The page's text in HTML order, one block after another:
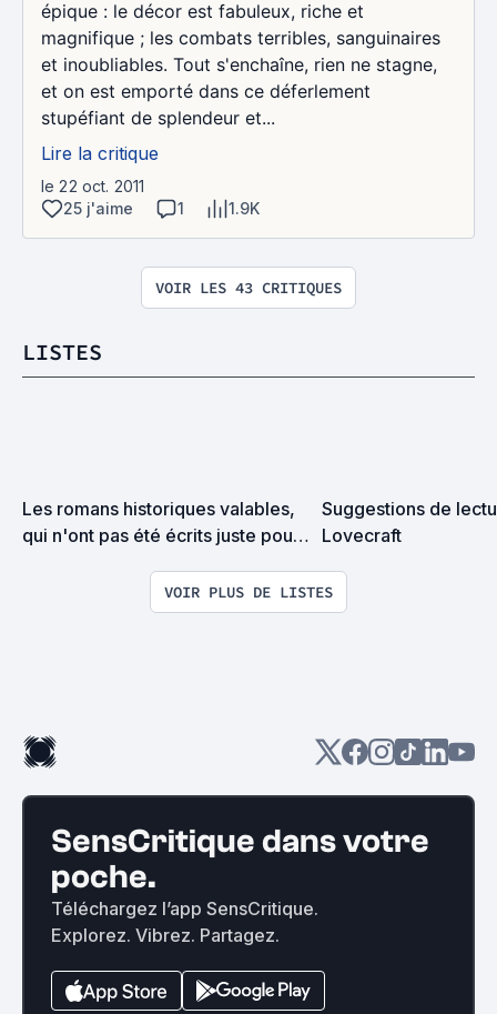
épique : le décor est fabuleux, riche et
magnifique ; les combats terribles, sanguinaires
et inoubliables. Tout s'enchaîne, rien ne stagne,
et on est emporté dans ce déferlement
stupéfiant de splendeur et...
Lire la critique
le 22 oct. 2011
25 j'aime
1 1.9K
VOIR LES 43 CRITIQUES
LISTES
Les romans historiques valables,
qui n'ont pas été écrits juste pour
Suggestions de
Lovecraft
VOIR PLUS DE LISTES
SensCritique dans votre
poche.
Téléchargez l’app SensCritique.
Explorez. Vibrez. Partagez.